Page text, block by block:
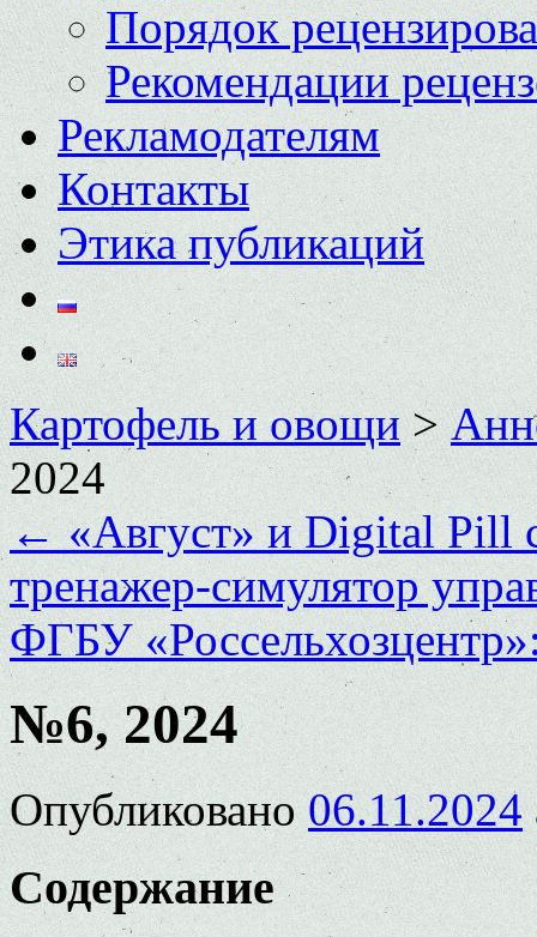
Порядок
Рекомендации
Рекламодателям
Контакты
Этика публикаций
Картофель и овощи>
2024
←«Август» и Digital Pill
тренажер-симулятор
ФГБУ
№6, 2024
Опубликовано 06.11.2024
Содержание